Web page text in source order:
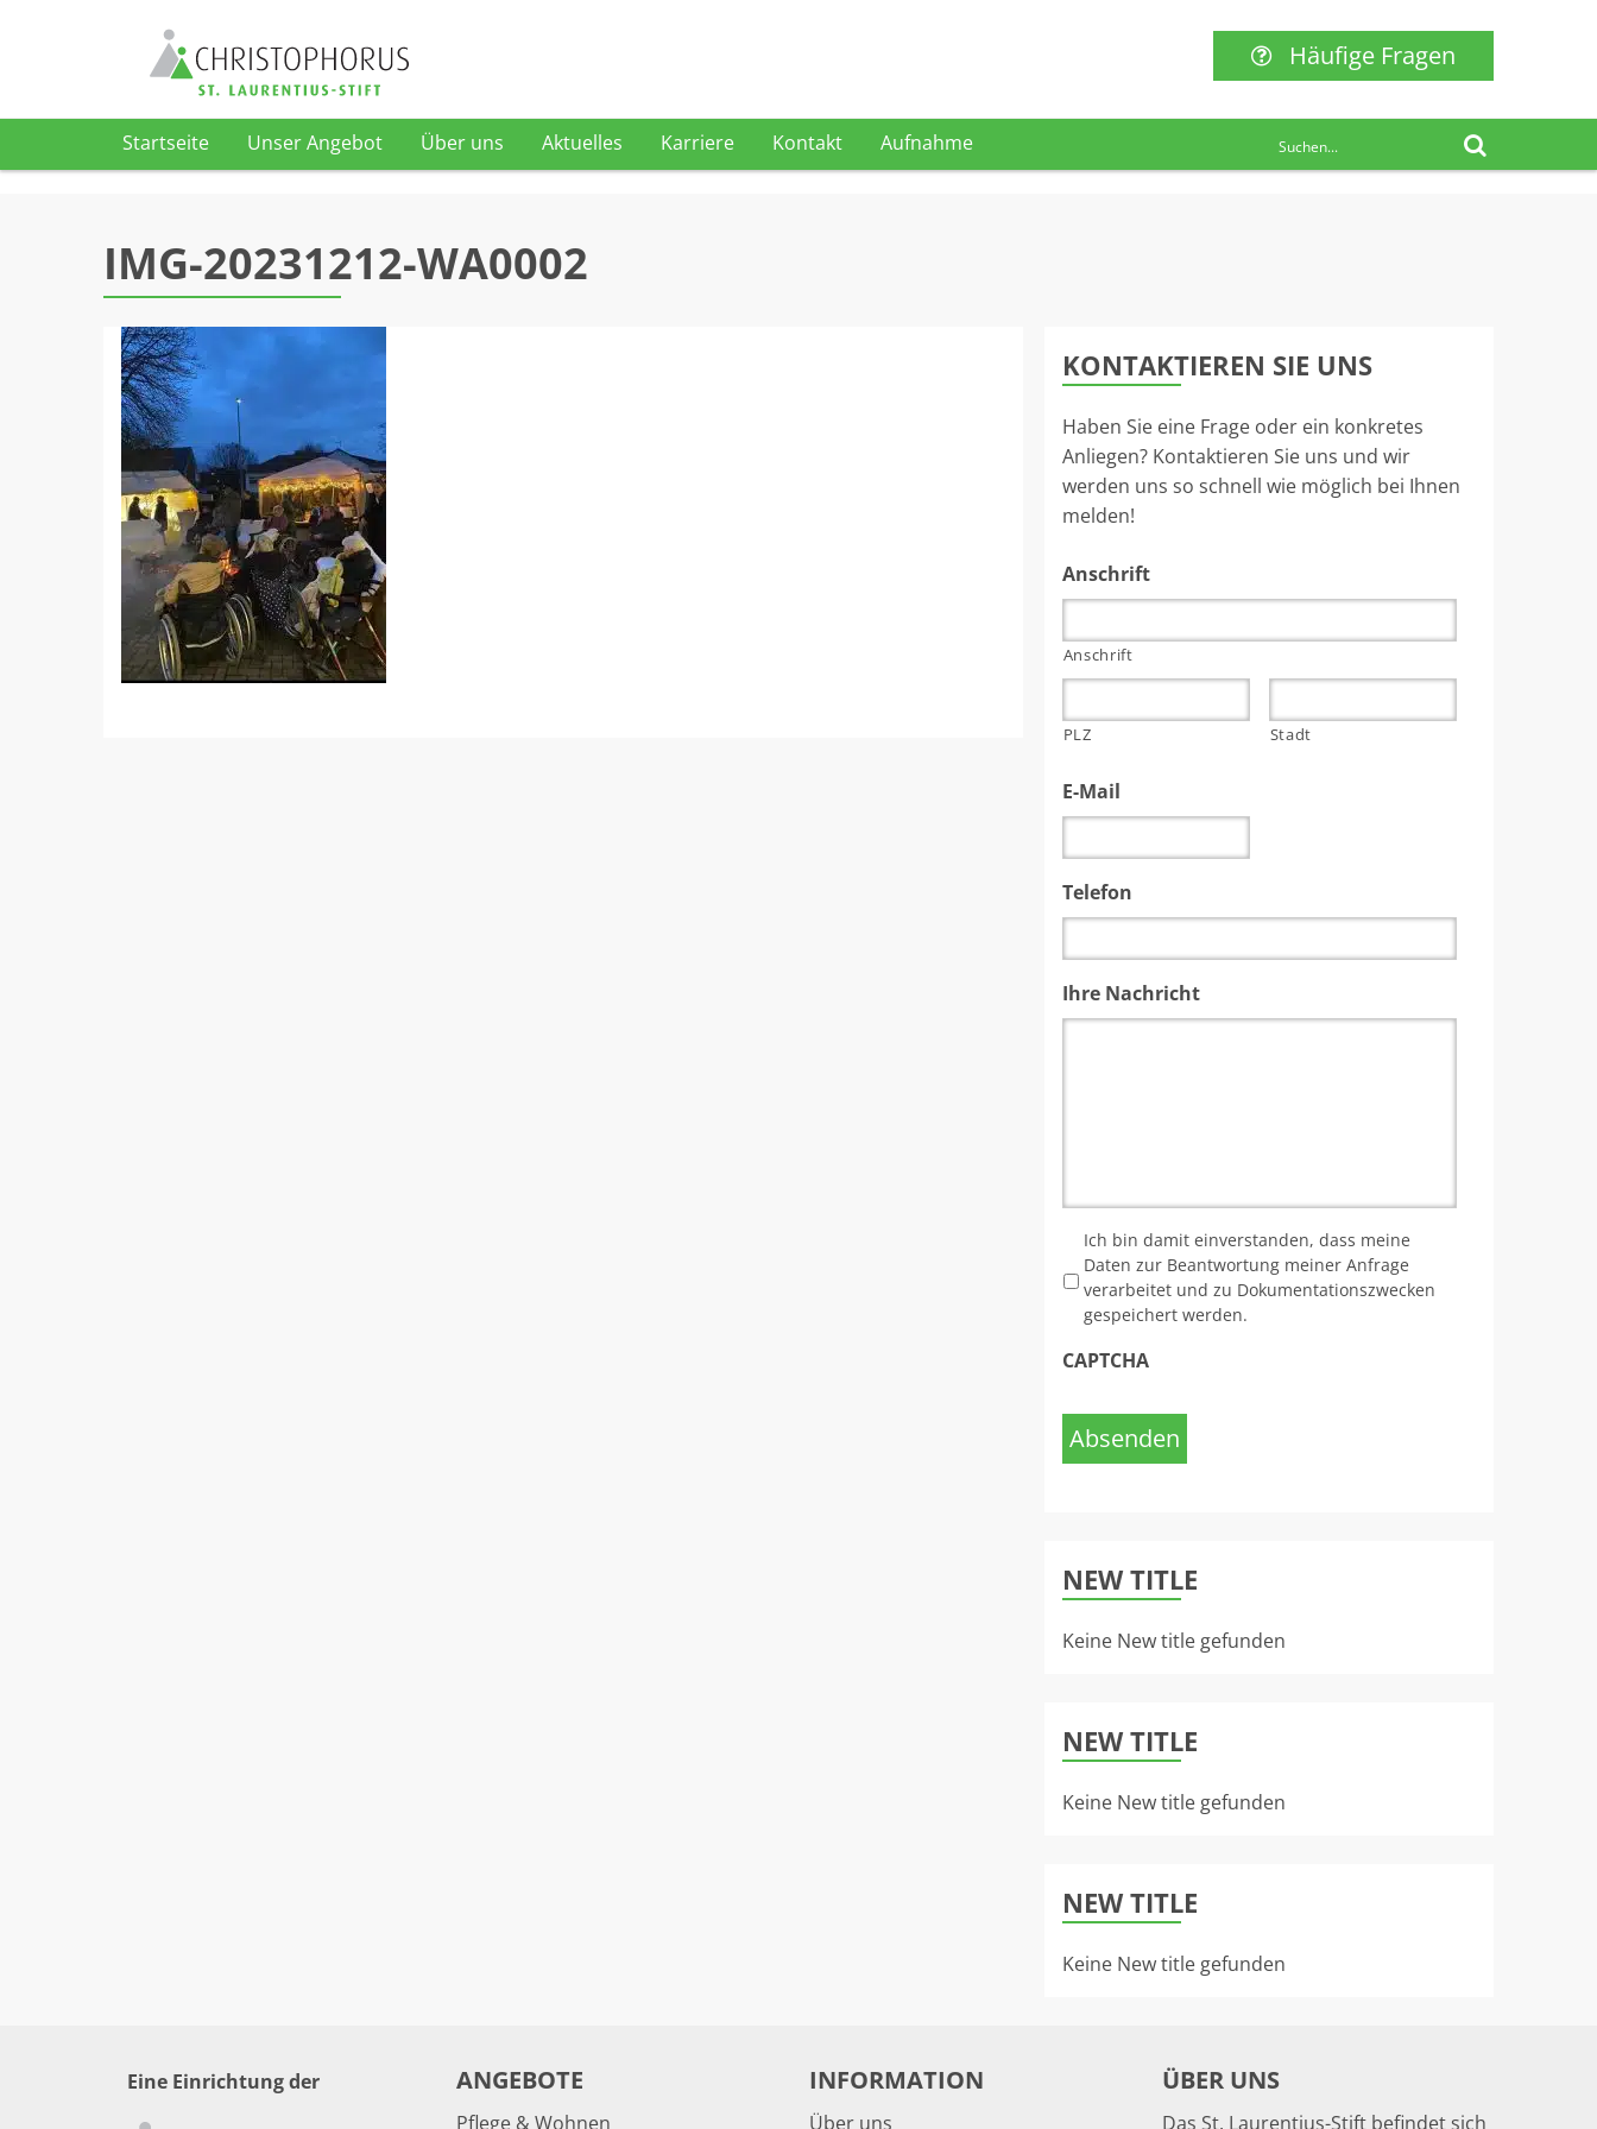
Häufige Fragen
Startseite Unser Angebot Über uns Aktuelles Karriere Kontakt Aufnahme
IMG-20231212-WA0002
KONTAKTIEREN SIE UNS
Haben Sie eine Frage oder ein konkretes
Anliegen? Kontaktieren Sie uns und wir
werden uns so schnell wie möglich bei Ihnen
melden!
Anschrift
Anschrift
PLZ Stadt
E-Mail
Telefon
Ihre Nachricht
Ich bin damit einverstanden, dass meine
Daten zur Beantwortung meiner Anfrage
verarbeitet und zu Dokumentationszwecken
gespeichert werden.
CAPTCHA
Absenden
NEW TITLE
Keine New title gefunden
NEW TITLE
Keine New title gefunden
NEW TITLE
Keine New title gefunden
Eine Einrichtung der ANGEBOTE
Pflege & Wohnen
INFORMATION
Über uns
ÜBER UNS
Das St. Laurentius-Stift befindet sich